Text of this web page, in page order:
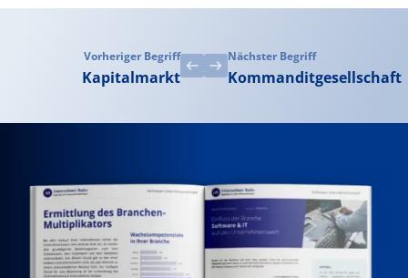
Vorheriger Begriff
Kapitalmarkt
Nächster Begriff
Kommanditgesellschaft